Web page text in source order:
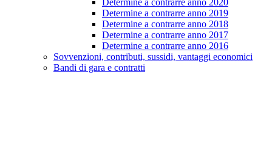
Determine a contrarre anno 2020
Determine a contrarre anno 2019
Determine a contrarre anno 2018
Determine a contrarre anno 2017
Determine a contrarre anno 2016
Sovvenzioni, contributi, sussidi, vantaggi economici
Bandi di gara e contratti